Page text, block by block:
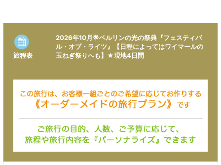
旅程表
2026年10月🌟ベルリンの光の祭典『フェスティバ
ル・オブ・ライツ』【日程によってはワイマールの
玉ねぎ祭りへも】★現地4日間